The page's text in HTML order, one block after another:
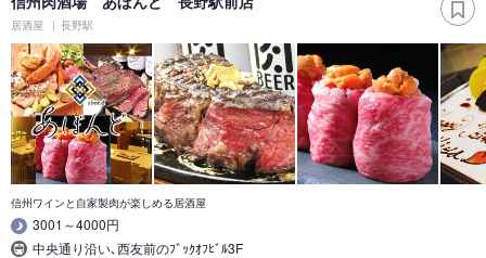
居酒屋 長野駅
信州ワインと自家製肉が楽しめる居酒屋
3001～4000円
中央通り沿い､西友前のﾌﾞｯｸｵﾌﾋﾞﾙ3F